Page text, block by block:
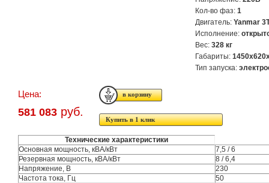
Кол-во фаз: 1
Двигатель: Yanmar
Исполнение:
Вес: 328 кг
Габариты:
Тип запуска:
Цена:
581 083 руб.
Купить в 1 клик
Технические характеристики
Основная мощность, кВА/кВт
7,5 / 6
Резервная мощность, кВА/кВт
8 / 6,4
Напряжение, В
230
Частота тока, Гц
50